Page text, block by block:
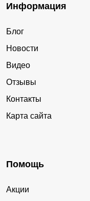
Информация
Блог
Новости
Видео
Отзывы
Контакты
Карта сайта
Помощь
Акции